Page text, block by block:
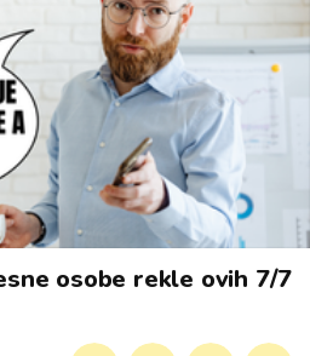
osobe rekle ovih 7/7